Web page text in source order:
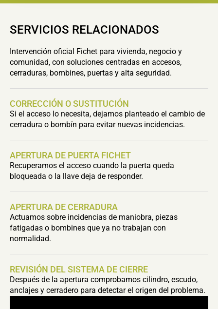
SERVICIOS RELACIONADOS
Intervención oficial Fichet para vivienda, negocio y
comunidad, con soluciones centradas en accesos,
cerraduras, bombines, puertas y alta seguridad.
CORRECCIÓN O SUSTITUCIÓN
Si el acceso lo necesita, dejamos planteado el cambio de
cerradura o bombín para evitar nuevas incidencias.
APERTURA DE PUERTA FICHET
Recuperamos el acceso cuando la puerta queda
bloqueada o la llave deja de responder.
APERTURA DE CERRADURA
Actuamos sobre incidencias de maniobra, piezas
fatigadas o bombines que ya no trabajan con
normalidad.
REVISIÓN DEL SISTEMA DE CIERRE
Después de la apertura comprobamos cilindro, escudo,
anclajes y cerradero para detectar el origen del problema.